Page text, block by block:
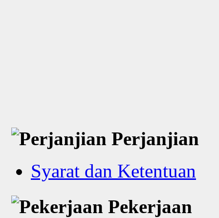
Perjanjian
Syarat dan Ketentuan
Pekerjaan